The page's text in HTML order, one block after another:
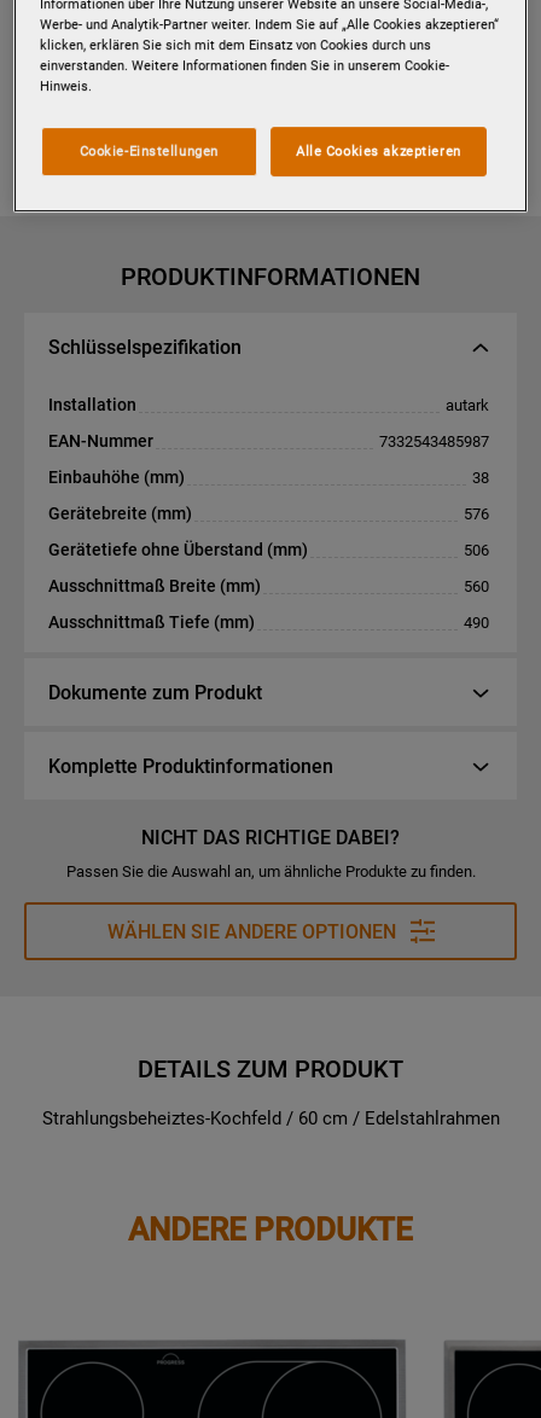
PAS6060E
AUTARKES
GLASKERAMIKKOCHFELD / 60 CM
PRODUKTINFORMATIONEN
Schlüsselspezifikation
Installation autark
EAN-Nummer 7332543485987
Einbauhöhe (mm) 38
Gerätebreite (mm) 576
Gerätetiefe ohne Überstand (mm) 506
Ausschnittmaß Breite (mm) 560
Ausschnittmaß Tiefe (mm) 490
Dokumente zum Produkt
Komplette Produktinformationen
NICHT DAS RICHTIGE DABEI?
Passen Sie die Auswahl an, um ähnliche Produkte zu finden.
WÄHLEN SIE ANDERE OPTIONEN
DETAILS ZUM PRODUKT
Strahlungsbeheiztes-Kochfeld / 60 cm / Edelstahlrahmen
ANDERE PRODUKTE
Informationen über Ihre Nutzung unserer Website an unsere Social-Media-,
Werbe- und Analytik-Partner weiter. Indem Sie auf „Alle Cookies akzeptieren“
klicken, erklären Sie sich mit dem Einsatz von Cookies durch uns
einverstanden. Weitere Informationen finden Sie in unserem Cookie-
Hinweis.
Alle Cookies akzeptieren
Cookie-Einstellungen